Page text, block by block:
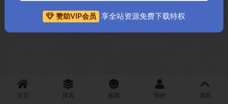
首页 排名 最新 我的 顶部
赞助VIP会员 享全站资源免费下载特权